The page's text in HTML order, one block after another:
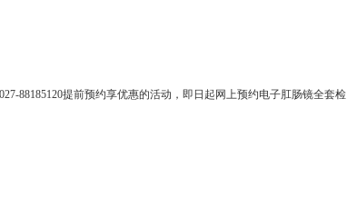
88185120提前预约享优惠的活动，即日起网上预约电子肛肠镜全套检